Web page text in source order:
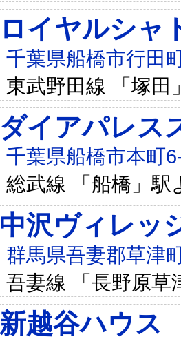
ロイヤルシャ
千葉県船橋市行田
東武野田線 「塚田
ダイアパレス
千葉県船橋市本町
総武線 「船橋」駅
中沢ヴィレッ
群馬県吾妻郡草津
吾妻線 「長野原草
新越谷ハウス